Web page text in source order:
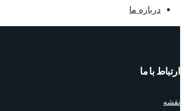
درباره ما
ارتباط با ما
نقشه